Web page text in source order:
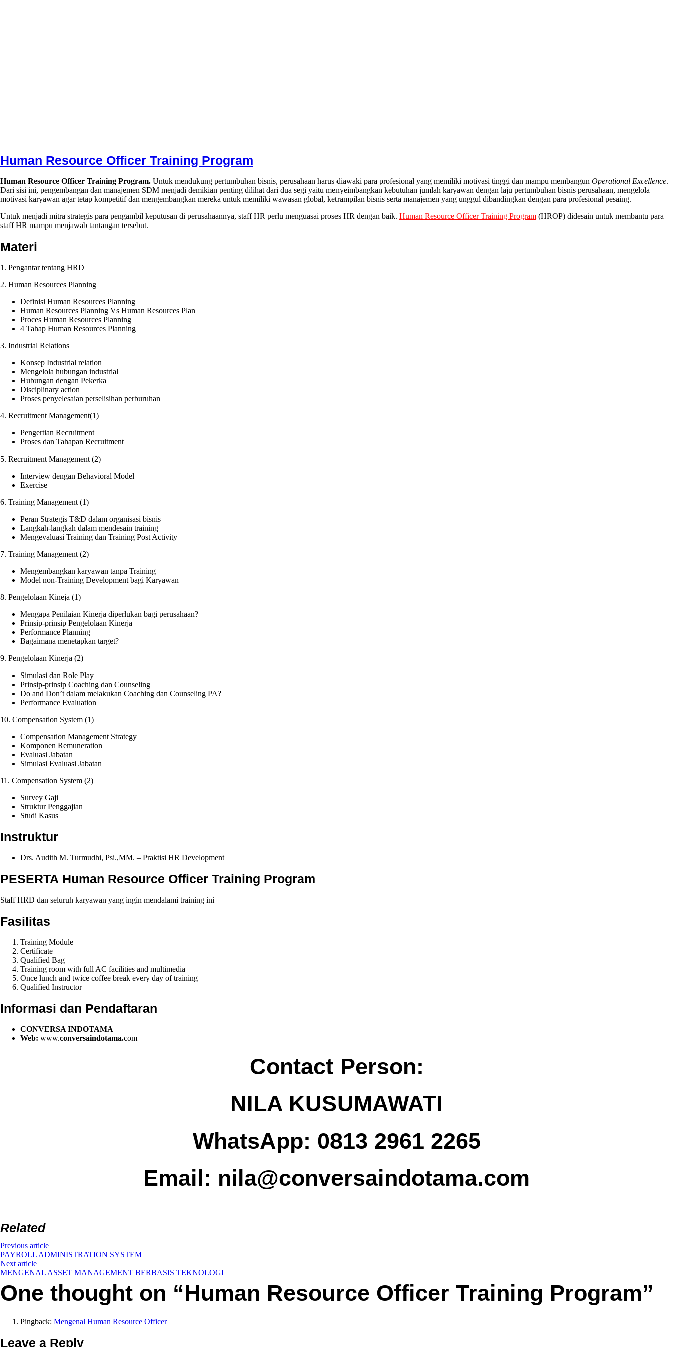
Human Resource Officer Training Program
8
March
20248
2024
Conversa
Indotama
1
Comment
on
Resource
Officer
Program
Human Resource Officer Training Program. Untuk mendukung pertumbuhan bisnis, perusahaan harus diawaki para profesional yang memiliki motivasi tinggi dan mampu membangun Operational Excellence.
Dari sisi ini, pengembangan dan manajemen SDM menjadi demikian penting dilihat dari dua segi yaitu menyeimbangkan kebutuhan jumlah karyawan dengan laju pertumbuhan bisnis perusahaan, mengelola
motivasi karyawan agar tetap kompetitif dan mengembangkan mereka untuk memiliki wawasan global, ketrampilan bisnis serta manajemen yang unggul dibandingkan dengan para profesional pesaing.
Untuk menjadi mitra strategis para pengambil keputusan di perusahaannya, staff HR perlu menguasai proses HR dengan baik. Human Resource Officer Training Program (HROP) didesain untuk membantu para
staff HR mampu menjawab tantangan tersebut.
Materi
1. Pengantar tentang HRD
2. Human Resources Planning
Definisi Human Resources Planning
Human Resources Planning Vs Human Resources Plan
Proces Human Resources Planning
4 Tahap Human Resources Planning
3. Industrial Relations
Konsep Industrial relation
Mengelola hubungan industrial
Hubungan dengan Pekerka
Disciplinary action
Proses penyelesaian perselisihan perburuhan
4. Recruitment Management(1)
Pengertian Recruitment
Proses dan Tahapan Recruitment
5. Recruitment Management (2)
Interview dengan Behavioral Model
Exercise
6. Training Management (1)
Peran Strategis T&D dalam organisasi bisnis
Langkah-langkah dalam mendesain training
Mengevaluasi Training dan Training Post Activity
7. Training Management (2)
Mengembangkan karyawan tanpa Training
Model non-Training Development bagi Karyawan
8. Pengelolaan Kineja (1)
Mengapa Penilaian Kinerja diperlukan bagi perusahaan?
Prinsip-prinsip Pengelolaan Kinerja
Performance Planning
Bagaimana menetapkan target?
9. Pengelolaan Kinerja (2)
Simulasi dan Role Play
Prinsip-prinsip Coaching dan Counseling
Do and Don’t dalam melakukan Coaching dan Counseling PA?
Performance Evaluation
10. Compensation System (1)
Compensation Management Strategy
Komponen Remuneration
Evaluasi Jabatan
Simulasi Evaluasi Jabatan
11. Compensation System (2)
Survey Gaji
Struktur Penggajian
Studi Kasus
Instruktur
Drs. Audith M. Turmudhi, Psi.,MM. – Praktisi HR Development
PESERTA Human Resource Officer Training Program
Staff HRD dan seluruh karyawan yang ingin mendalami training ini
Fasilitas
Training Module
Certificate
Qualified Bag
Training room with full AC facilities and multimedia
Once lunch and twice coffee break every day of training
Qualified Instructor
Informasi dan Pendaftaran
CONVERSA INDOTAMA
Web: www.conversaindotama.com
Contact Person:
NILA KUSUMAWATI
WhatsApp: 0813 2961 2265
Email: nila@conversaindotama.com
Related
Previous article
PAYROLL ADMINISTRATION SYSTEM
Next article
MENGENAL ASSET MANAGEMENT BERBASIS TEKNOLOGI
One thought on “Human Resource Officer Training Program”
Pingback: Mengenal Human Resource Officer
Leave a Reply